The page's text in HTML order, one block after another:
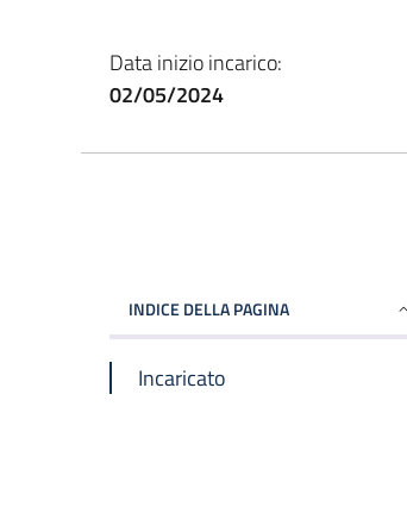
Data inizio incarico:
02/05/2024
INDICE DELLA PAGINA
Incaricato